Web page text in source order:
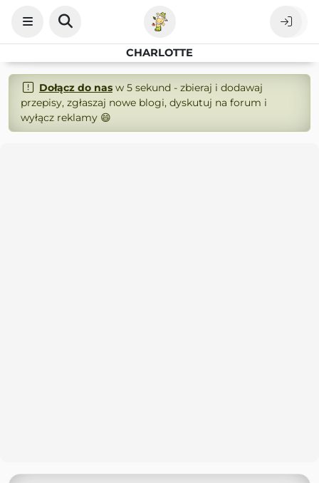
CHARLOTTE
Dołącz do nasw 5 sekund - zbieraj i dodawaj
przepisy, zgłaszaj nowe blogi, dyskutuj na forum i
wyłącz reklamy 😄